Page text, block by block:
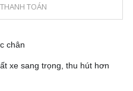
TOÁN
chân
xe sang trọng, thu hút hơn